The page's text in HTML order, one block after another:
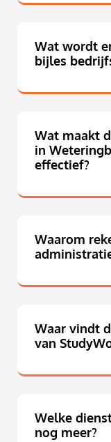
Wat wordt
bijles
Wat maakt
in
effectief?
Waarom
Waar vindt
van
Welke
nog meer?